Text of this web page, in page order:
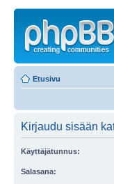
Etusivu
Kirjaudu sisään
Käyttäjätunnus:
Salasana: